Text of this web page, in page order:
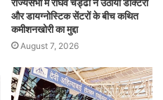
राज्यसभा में राघव चड्ढा ने उठाया डॉक्टरों
और डायग्नोस्टिक सेंटरों के बीच कथित
कमीशनखोरी का मुद्दा
August 7, 2026